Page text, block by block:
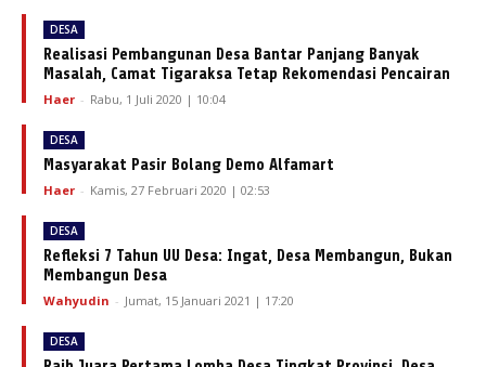
DESA
Realisasi Pembangunan Desa Bantar Panjang Banyak
Masalah, Camat Tigaraksa Tetap Rekomendasi Pencairan
Haer - Rabu, 1 Juli 2020 | 10:04
DESA
Masyarakat Pasir Bolang Demo Alfamart
Haer - Kamis, 27 Februari 2020 | 02:53
DESA
Refleksi 7 Tahun UU Desa: Ingat, Desa Membangun, Bukan
Membangun Desa
Wahyudin - Jumat, 15 Januari 2021 | 17:20
DESA